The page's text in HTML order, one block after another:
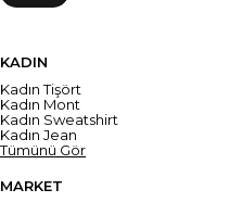
KADIN
Kadın Tişört
Kadın Mont
Kadın Sweatshirt
Kadın Jean
Tümünü Gör
MARKET